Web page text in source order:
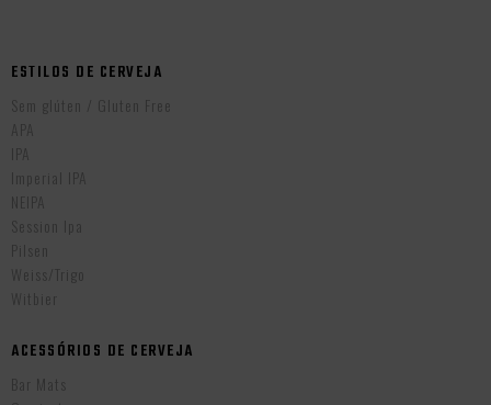
ESTILOS DE CERVEJA
Sem glúten / Gluten Free
APA
IPA
Imperial IPA
NEIPA
Session Ipa
Pilsen
Weiss/Trigo
Witbier
ACESSÓRIOS DE CERVEJA
Bar Mats